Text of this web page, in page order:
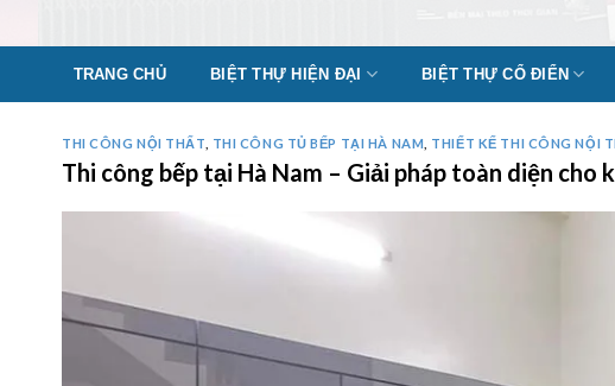
TRANG CHỦ BIỆT THỰ HIỆN ĐẠI BIỆT THỰ CỔ ĐIỂN
THI CÔNG NỘI THẤT THI CÔNG TỦ BẾP TẠI HÀ NAM THIẾT KẾ THI CÔNG NỘI
Thi công bếp tại Hà Nam – Giải pháp toàn diện